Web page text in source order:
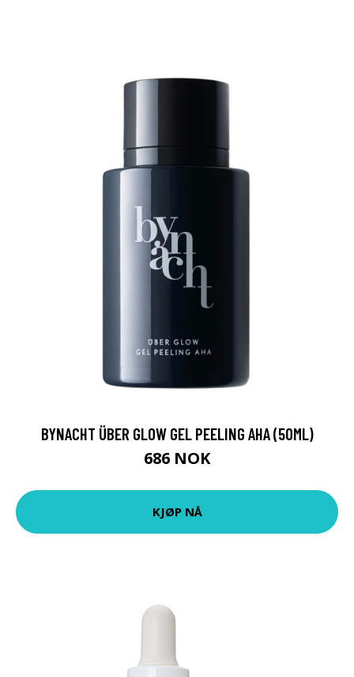
BYNACHT ÜBER GLOW GEL PEELING AHA (50ML)
686 NOK
KJØP NÅ